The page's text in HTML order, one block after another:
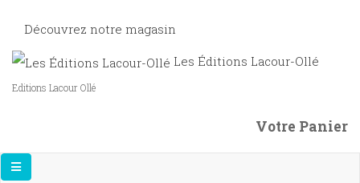
Découvrez notre magasin
Les Éditions Lacour-Ollé
Editions Lacour Ollé
Votre Panier